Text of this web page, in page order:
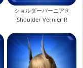
ショルダーバーニアＲ
Shoulder Vernier R